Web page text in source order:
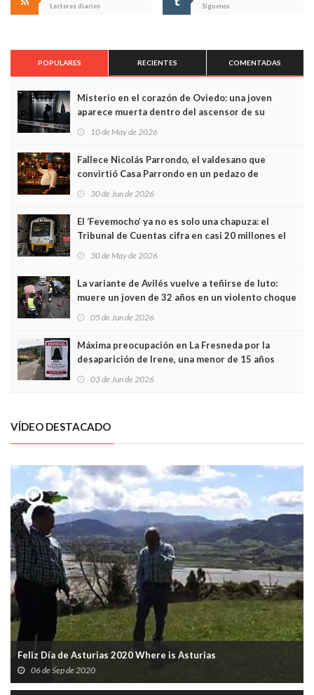
Lectores diarios Síguenos
POPULARES RECIENTES COMENTADAS
Misterio en el corazón de Oviedo: una joven
aparece muerta dentro del ascensor de su
edificio y las cámaras captan sus últimos minutos
10 de May de 2026
Fallece Nicolás Parrondo, el valdesano que
convirtió Casa Parrondo en un pedazo de
Asturias en Madrid
30 de Jun de 2026
El ‘Fevemocho’ ya no es solo una chapuza: el
Tribunal de Cuentas cifra en casi 20 millones el
sobrecoste de los trenes que no cabían por los
30 de May de 2026
La variante de Avilés vuelve a teñirse de luto:
muere un joven de 32 años en un violento choque
frontal
05 de Jun de 2026
Máxima preocupación en La Fresneda por la
desaparición de Irene, una menor de 15 años
03 de Jun de 2026
VÍDEO DESTACADO
Feliz Día de Asturias 2020 Where is Asturias
06 de Sep de 2020